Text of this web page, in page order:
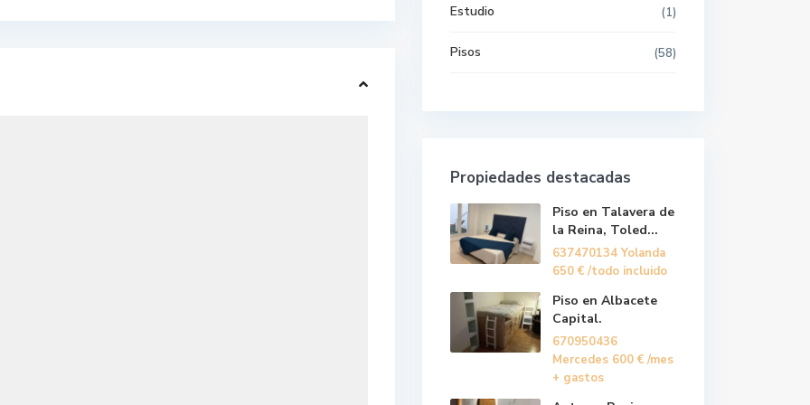
Estudio (1)
Pisos (58)
Propiedades destacadas
Piso en Talavera de
la Reina, Toled...
637470134 Yolanda
650 € /todo incluido
Piso en Albacete
Capital.
670950436
Mercedes 600 € /mes
+ gastos